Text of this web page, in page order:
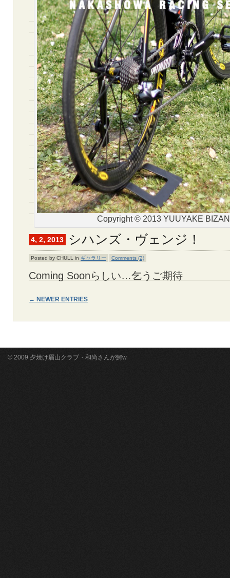
Copyright © 2013 YUUYAKE
4, 2, 2013 シハンズ・ヴェンジ！
Posted by CHULL in ギャラリー Comments (2)
Coming Soonらしい…乞うご期待
← NEWER ENTRIES
© 2009 夕焼け眉山クラブ・和尚さんが鰐w